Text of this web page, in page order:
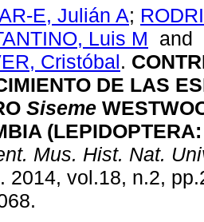
E, Julián A;
Luis M and
Cristóbal.
DE LAS
Siseme
Mus. Hist. Nat.
2014, vol.18, n.2,